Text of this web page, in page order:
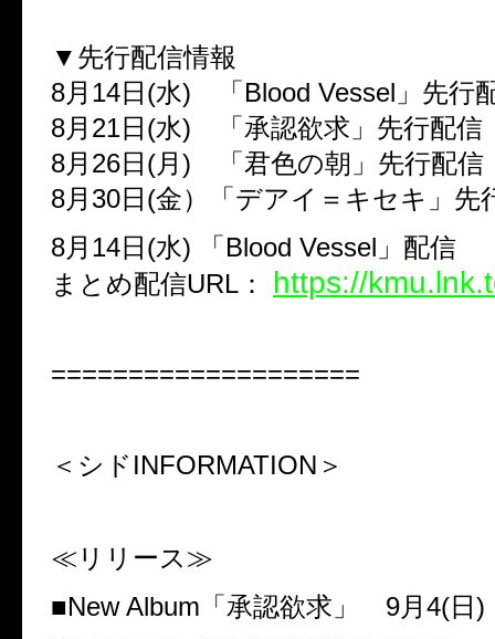
▼先行配信情報
8月14日(水) 「Blood Vessel」先行
8月21日(水) 「承認欲求」先行配信
8月26日(月) 「君色の朝」先行配信
8月30日(金）「デアイ＝キセキ」先
8月14日(水) 「Blood Vessel」配信
まとめ配信URL： https://
====================
＜シド INFORMATION ＞
≪リリース≫
■New Album 「承認欲求」 9月4(日)